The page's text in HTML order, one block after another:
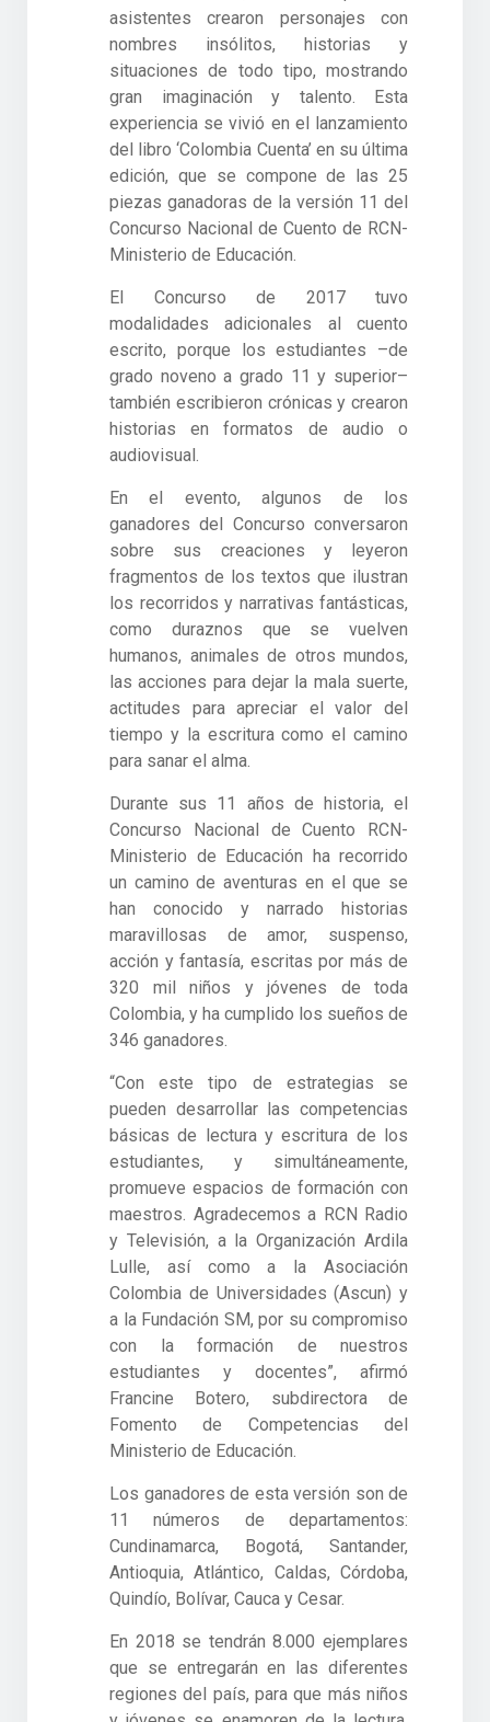
asistentes crearon personajes con
nombres insólitos, historias y
situaciones de todo tipo, mostrando
gran imaginación y talento. Esta
experiencia se vivió en el lanzamiento
del libro ‘Colombia Cuenta’ en su última
edición, que se compone de las 25
piezas ganadoras de la versión 11 del
Concurso Nacional de Cuento de RCN-
Ministerio de Educación.
El Concurso de 2017 tuvo
modalidades adicionales al cuento
escrito, porque los estudiantes –de
grado noveno a grado 11 y superior–
también escribieron crónicas y crearon
historias en formatos de audio o
audiovisual.
En el evento, algunos de los
ganadores del Concurso conversaron
sobre sus creaciones y leyeron
fragmentos de los textos que ilustran
los recorridos y narrativas fantásticas,
como duraznos que se vuelven
humanos, animales de otros mundos,
las acciones para dejar la mala suerte,
actitudes para apreciar el valor del
tiempo y la escritura como el camino
para sanar el alma.
Durante sus 11 años de historia, el
Concurso Nacional de Cuento RCN-
Ministerio de Educación ha recorrido
un camino de aventuras en el que se
han conocido y narrado historias
maravillosas de amor, suspenso,
acción y fantasía, escritas por más de
320 mil niños y jóvenes de toda
Colombia, y ha cumplido los sueños de
346 ganadores.
“Con este tipo de estrategias se
pueden desarrollar las competencias
básicas de lectura y escritura de los
estudiantes, y simultáneamente,
promueve espacios de formación con
maestros. Agradecemos a RCN Radio
y Televisión, a la Organización Ardila
Lulle, así como a la Asociación
Colombia de Universidades (Ascun) y
a la Fundación SM, por su compromiso
con la formación de nuestros
estudiantes y docentes”, afirmó
Francine Botero, subdirectora de
Fomento de Competencias del
Ministerio de Educación.
Los ganadores de esta versión son de
11 números de departamentos:
Cundinamarca, Bogotá, Santander,
Antioquia, Atlántico, Caldas, Córdoba,
Quindío, Bolívar, Cauca y Cesar.
En 2018 se tendrán 8.000 ejemplares
que se entregarán en las diferentes
regiones del país, para que más niños